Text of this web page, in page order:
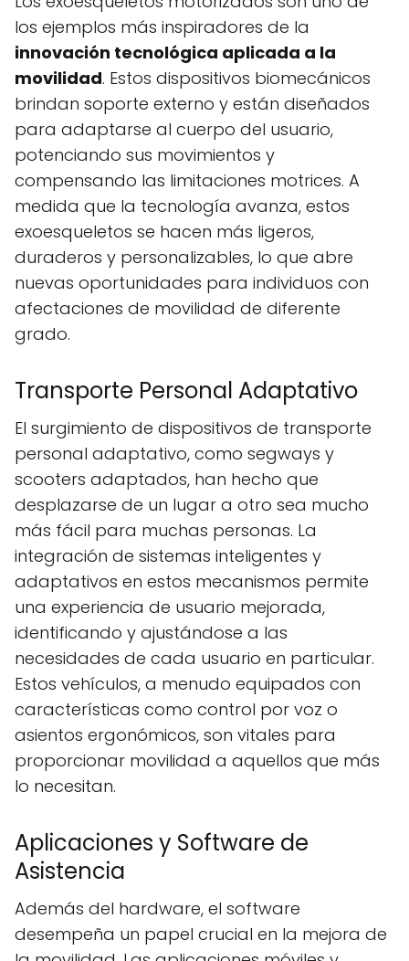
los ejemplos más inspiradores de la
innovación tecnológica aplicada a la
movilidad. Estos dispositivos biomecánicos
brindan soporte externo y están diseñados
para adaptarse al cuerpo del usuario,
potenciando sus movimientos y
compensando las limitaciones motrices. A
medida que la tecnología avanza, estos
exoesqueletos se hacen más ligeros,
duraderos y personalizables, lo que abre
nuevas oportunidades para individuos con
afectaciones de movilidad de diferente
grado.
Transporte Personal Adaptativo
El surgimiento de dispositivos de transporte
personal adaptativo, como segways y
scooters adaptados, han hecho que
desplazarse de un lugar a otro sea mucho
más fácil para muchas personas. La
integración de sistemas inteligentes y
adaptativos en estos mecanismos permite
una experiencia de usuario mejorada,
identificando y ajustándose a las
necesidades de cada usuario en particular.
Estos vehículos, a menudo equipados con
características como control por voz o
asientos ergonómicos, son vitales para
proporcionar movilidad a aquellos que más
lo necesitan.
Aplicaciones y Software de
Asistencia
Además del hardware, el software
desempeña un papel crucial en la mejora de